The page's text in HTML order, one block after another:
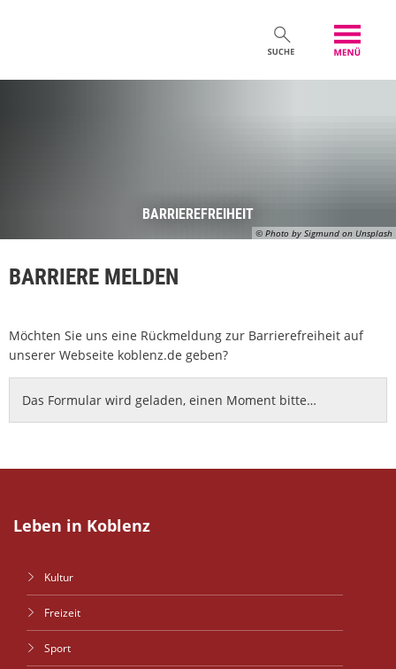
© Photo by Sigmund on Unsplash
BARRIEREFREIHEIT
BARRIERE MELDEN
Möchten Sie uns eine Rückmeldung zur Barrierefreiheit auf
unserer Webseite koblenz.de geben?
Das Formular wird geladen, einen Moment bitte…
Leben in Koblenz
Kultur
Freizeit
Sport